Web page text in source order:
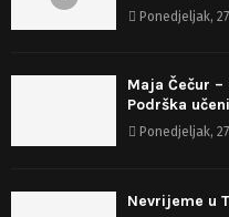
Ponedjeljak,
Maja Čečur
Podrška
Ponedjeljak,
Nevrijeme u